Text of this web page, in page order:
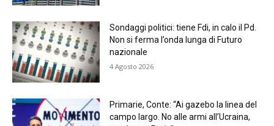
Sondaggi politici: tiene Fdi, in calo il Pd.
Non si ferma l’onda lunga di Futuro
nazionale
4 Agosto 2026
Primarie, Conte: “Ai gazebo la linea del
campo largo. No alle armi all’Ucraina,